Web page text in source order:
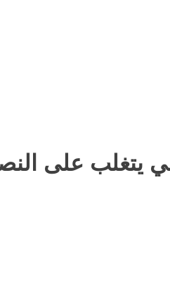
يتغلب على